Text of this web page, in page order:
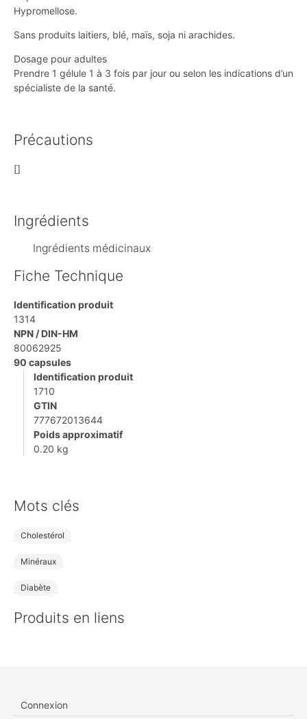
Hypromellose.
Sans produits laitiers, blé, maïs, soja ni arachides.
Dosage pour adultes
Prendre 1 gélule 1 à 3 fois par jour ou selon les indications d’un
spécialiste de la santé.
Précautions
[]
Ingrédients
Ingrédients médicinaux
Fiche Technique
Identification produit
1314
NPN / DIN-HM
80062925
90 capsules
Identification produit
1710
GTIN
777672013644
Poids approximatif
0.20 kg
Mots clés
Cholestérol
Minéraux
Diabète
Produits en liens
Connexion